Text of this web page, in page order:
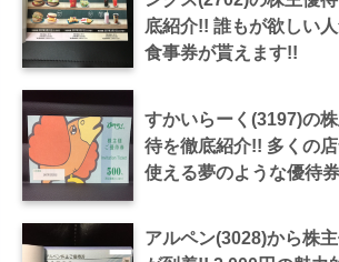
底紹介!! 誰もが欲しい
食事券が貰えます!!
すかいらーく(3197)の
待を徹底紹介!! 多くの
使える夢のような優待
アルペン(3028)から株